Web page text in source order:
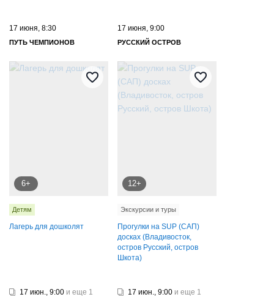
17 июня, 8:30
ПУТЬ ЧЕМПИОНОВ
6+
Детям
Лагерь для дошколят
17 июня, 9:00
РУССКИЙ ОСТРОВ
12+
Экскурсии и туры
Прогулки на SUP (САП)
досках (Владивосток,
остров Русский, остров
Шкота)
17 июн., 9:00 и еще 1 17 июн., 9:00 и еще 1